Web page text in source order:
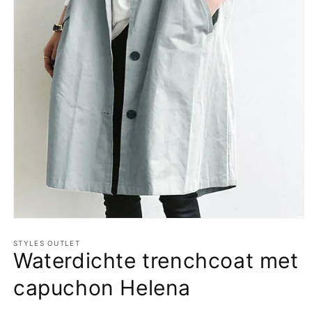
openen
in
modaal
STYLES OUTLET
Waterdichte trenchcoat met
capuchon Helena